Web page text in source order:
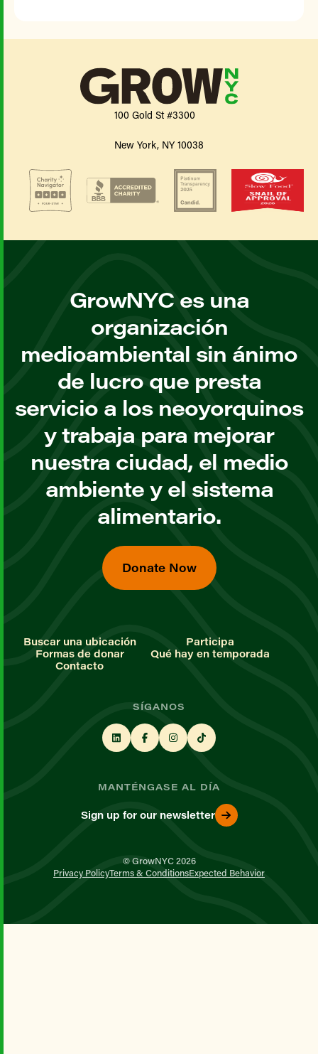
100 Gold St #3300
New York, NY 10038
GrowNYC es una
organización
medioambiental sin ánimo
de lucro que presta
servicio a los neoyorquinos
y trabaja para mejorar
nuestra ciudad, el medio
ambiente y el sistema
alimentario.
Donate Now
Buscar una ubicación
Participa
Formas de donar
Qué hay en temporada
Contacto
SÍGANOS
MANTÉNGASE AL DÍA
Sign up for our newsletter
© GrowNYC 2026
Privacy PolicyTerms & ConditionsExpected Behavior